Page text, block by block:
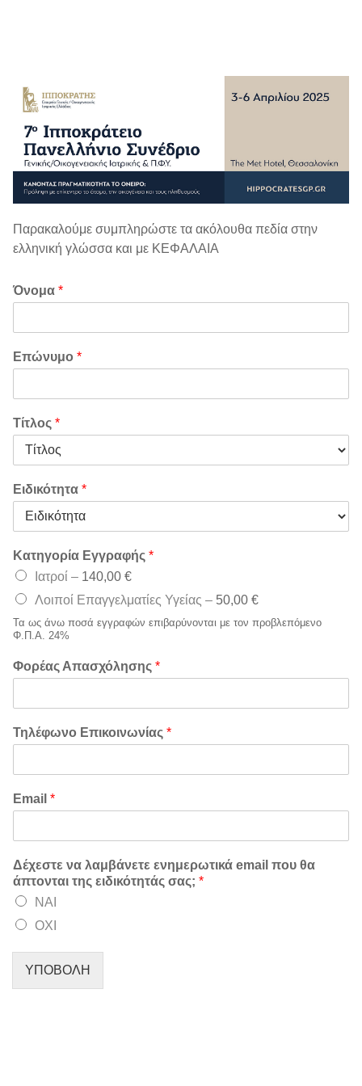
Παρακαλούμε συμπληρώστε τα ακόλουθα πεδία στην
ελληνική γλώσσα και με ΚΕΦΑΛΑΙΑ
Όνομα *
Επώνυμο *
Τίτλος *
Ειδικότητα *
Κατηγορία Εγγραφής *
Ιατροί – 140,00 €
Λοιποί Επαγγελματίες Υγείας – 50,00 €
Τα ως άνω ποσά εγγραφών επιβαρύνονται με τον προβλεπόμενο
Φ.Π.Α. 24%
Φορέας Απασχόλησης *
Τηλέφωνο Επικοινωνίας *
Email *
Δέχεστε να λαμβάνετε ενημερωτικά email που θα
άπτονται της ειδικότητάς σας; *
ΝΑΙ
ΟΧΙ
ΥΠΟΒΟΛΗ